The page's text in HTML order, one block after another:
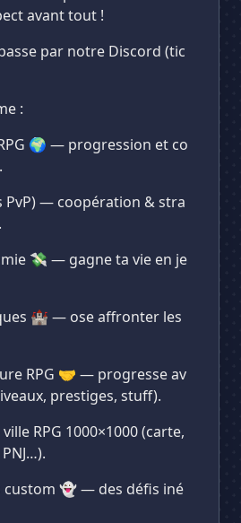
avant tout !
par notre Discord (tic
:
🌍 — progression et co
PvP) — coopération & stra
💸 — gagne ta vie en je
🏰 — ose affronter les
RPG 🤝 — progresse av
prestiges, stuff).
RPG 1000×1000 (carte,
custom 👻 — des défis iné